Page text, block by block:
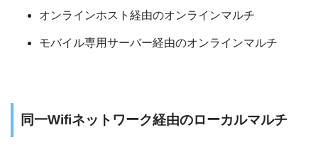
オンラインホスト経由のオンラインマルチ
モバイル専用サーバー経由のオンラインマルチ
同一Wifiネットワーク経由のローカルマルチ